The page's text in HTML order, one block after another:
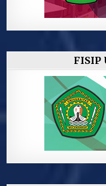
FISIP